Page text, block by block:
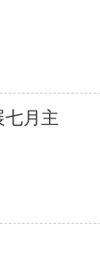
月主